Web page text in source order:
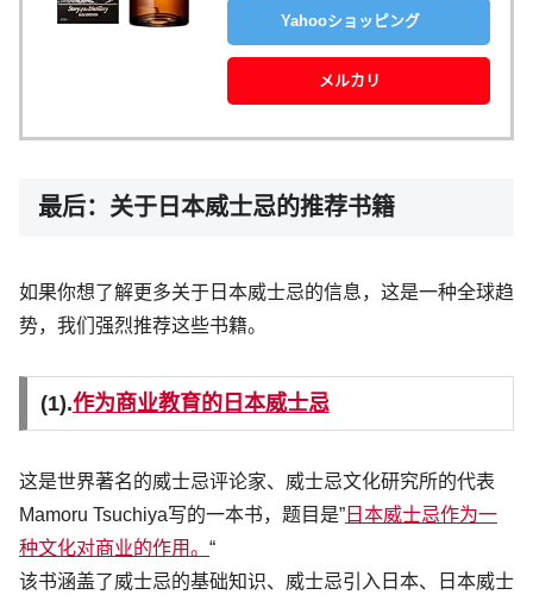
Yahooショッピング
メルカリ
最后：关于日本威士忌的推荐书籍
如果你想了解更多关于日本威士忌的信息，这是一种全球趋
势，我们强烈推荐这些书籍。
(1).作为商业教育的日本威士忌
这是世界著名的威士忌评论家、威士忌文化研究所的代表
Mamoru Tsuchiya写的一本书，题目是” 日本威士忌作为一
种文化对商业的作用。 “
该书涵盖了威士忌的基础知识、威士忌引入日本、日本威士